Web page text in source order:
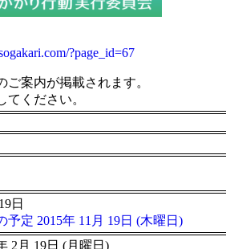
?page_id=67
ご案内が掲載されます。
てください。
日
予定 2015年 11月 19日 (木曜日)
2月 19日 (月曜日)